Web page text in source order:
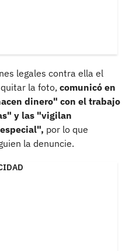
legales contra ella el
la foto, comunicó en
dinero" con el trabajo
y las "vigilan
por lo que
la denuncie.